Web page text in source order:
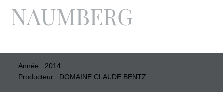
NAUMBERG
Année : 2014
Producteur : DOMAINE CLAUDE BENTZ